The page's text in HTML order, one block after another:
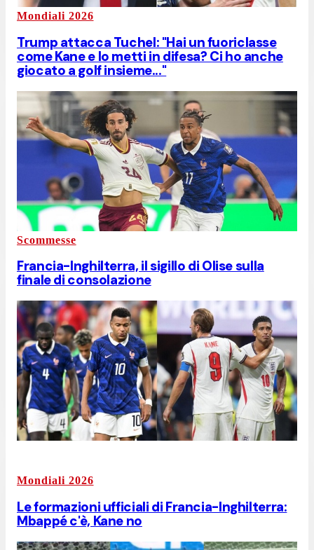
Mondiali 2026
Trump attacca Tuchel: "Hai un fuoriclasse
come Kane e lo metti in difesa? Ci ho anche
giocato a golf insieme..."
Scommesse
Francia-Inghilterra, il sigillo di Olise sulla
finale di consolazione
Mondiali 2026
Le formazioni ufficiali di Francia-Inghilterra:
Mbappé c'è, Kane no